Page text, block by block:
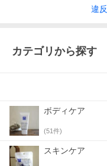
違反
カテゴリから探す
ボディケア
(51件)
スキンケア